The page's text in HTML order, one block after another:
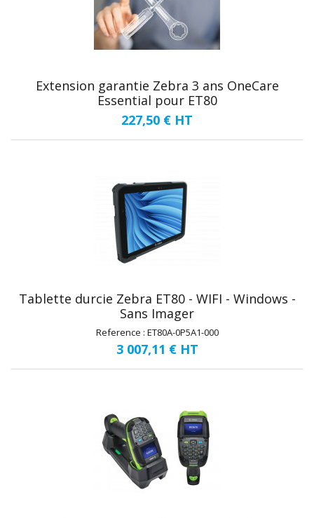
Extension garantie Zebra 3 ans OneCare
Essential pour ET80
227,50 € HT
Tablette durcie Zebra ET80 - WIFI - Windows -
Sans Imager
Reference : ET80A-0P5A1-000
3 007,11 € HT